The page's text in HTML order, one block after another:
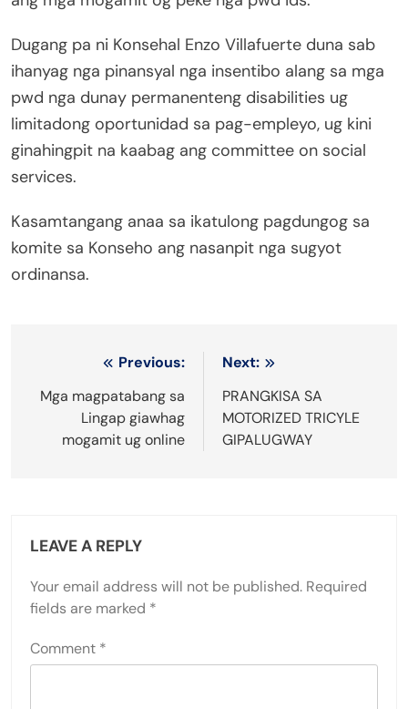
Dugang pa ni Konsehal Enzo Villafuerte duna sab
ihanyag nga pinansyal nga insentibo alang sa mga
pwd nga dunay permanenteng disabilities ug
limitadong oportunidad sa pag-empleyo, ug kini
ginahingpit na kaabag ang committee on social
services.
Kasamtangang anaa sa ikatulong pagdungog sa
komite sa Konseho ang nasanpit nga sugyot
ordinansa.
navigation
Previous:
Mga magpatabang sa
Lingap giawhag
mogamit ug online
Next:
PRANGKISA SA
MOTORIZED TRICYLE
GIPALUGWAY
LEAVE A REPLY
Your email address will not be published. Required
fields are marked *
Comment *